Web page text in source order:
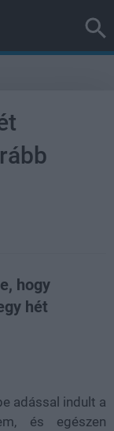
hogy
hét
adással indult a
és egészen